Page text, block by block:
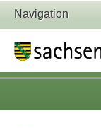
Navigation